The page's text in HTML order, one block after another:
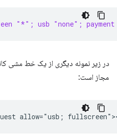
"*"; usb "none"; payment
مجاز است: